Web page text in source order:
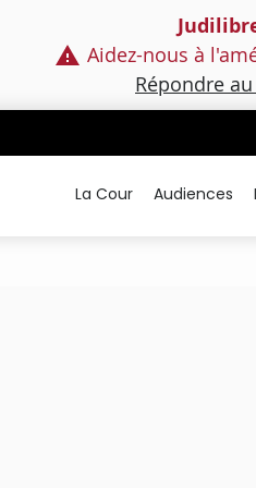
Aidez-nous à
Répondre
La Cour Audiences